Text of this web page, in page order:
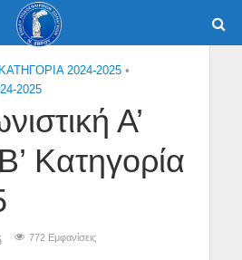
2024-2025 •
2025
Α’
Κατηγορία
772 Εμφανίσεις